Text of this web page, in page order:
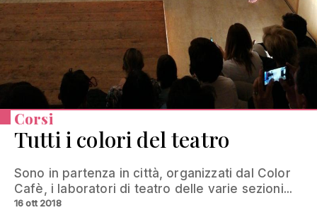
Corsi
Tutti i colori del teatro
Sono in partenza in città, organizzati dal Color
Cafè, i laboratori di teatro delle varie sezioni...
16 ott 2018